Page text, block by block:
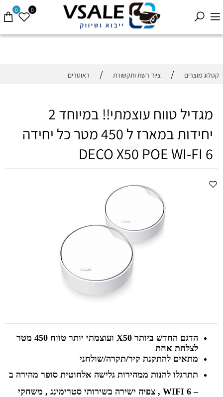
0 0
קטלוג מוצרים / ציוד רשת ותקשורת / ראוטרים
מגדיל טווח עוצמתי!! במיוחד 2
יחידות במארז ל 450 מטר כל יחידה
DECO X50 POE WI-FI 6
הדגם החדש ביותר X50 ועוצמתי יותר טווח 450 מטר
לצלחת אחת
מתאים להתקנת קיר/תקרה/שולחני
תתרגלו להנות ממהירות גלישה אלחוטית סופר מהירה ב
– WIFI 6 , צפיה ישירה בשירותי סטרימינג , משחקי